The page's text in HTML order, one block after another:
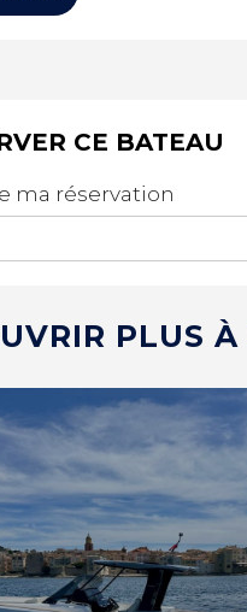
CE BATEAU
ma réservation
PLUS